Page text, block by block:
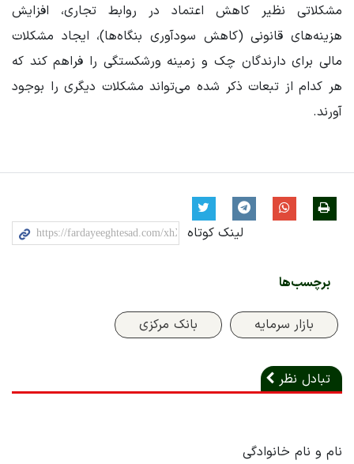
مشکلاتی نظیر کاهش اعتماد در روابط تجاری، افزایش
هزینه‌های قانونی (کاهش سودآوری بنگاه‌ها)، ایجاد مشکلات
مالی برای دارندگان چک و زمینه ورشکستگی را فراهم کند که
هر کدام از تبعات ذکر شده می‌تواند مشکلات دیگری را بوجود
آورند.
لینک کوتاه
برچسب‌ها
بازار سرمایه بانک مرکزی
تبادل نظر
نام و نام خانوادگی